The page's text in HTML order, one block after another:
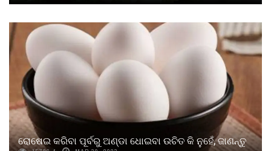
ରୋଷେଇ କରିବା ପୂର୍ବରୁ ଅଣ୍ଡା ଧୋଇବା ଉଚିତ କି ନୁହେଁ, ଜାଣନ୍ତୁ